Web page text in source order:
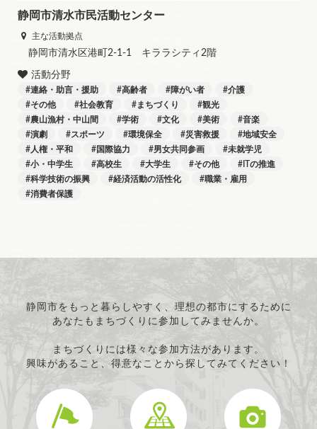
静岡市清水市民活動センター
主な活動拠点
静岡市清水区港町2-1-1 キララシティ2階
活動分野
連絡・助言・援助 高齢者 障がい者
介護
その他
社会教育 まちづくり
観光
農山漁村・中山間
学術 文化 美術
音楽
演劇
スポーツ 環境保全 災害救援
地域安全
人権・平和
国際協力 男女共同参画
未就学児
小・中学生
高校生 大学生 その他
ITの推進
科学技術の振興
経済活動の活性化
職業・雇用
消費者保護
静岡市をもっと暮らしやすく、理想の都市にするために
あなたもまちづくりに参加してみませんか。
まちづくりには様々な参加方法があります。
興味があること、得意なことから探してみてください！